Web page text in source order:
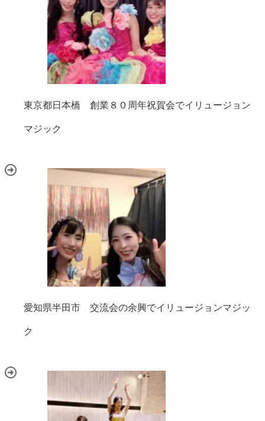
東京都日本橋 創業８０周年祝賀会でイリュージョン
マジック
愛知県半田市 交流会の余興でイリュージョンマジッ
ク